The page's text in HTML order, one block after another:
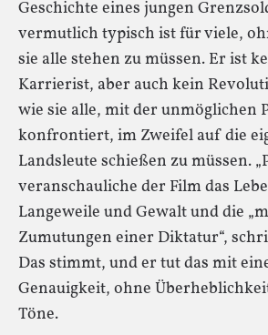
Geschichte eines jungen
vermutlich typisch ist für viele,
sie alle stehen zu müssen. Er ist
Karrierist, aber auch kein
wie sie alle, mit der unmöglichen
konfrontiert, im Zweifel auf die
Landsleute schießen zu müssen.
veranschauliche der Film das
Langeweile und Gewalt und die
Zumutungen einer Diktatur“,
Das stimmt, und er tut das mit
Genauigkeit, ohne
Töne.